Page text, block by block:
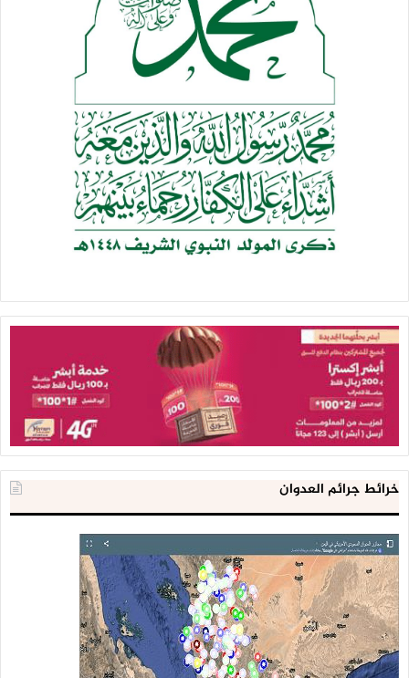
خرائط جرائم العدوان